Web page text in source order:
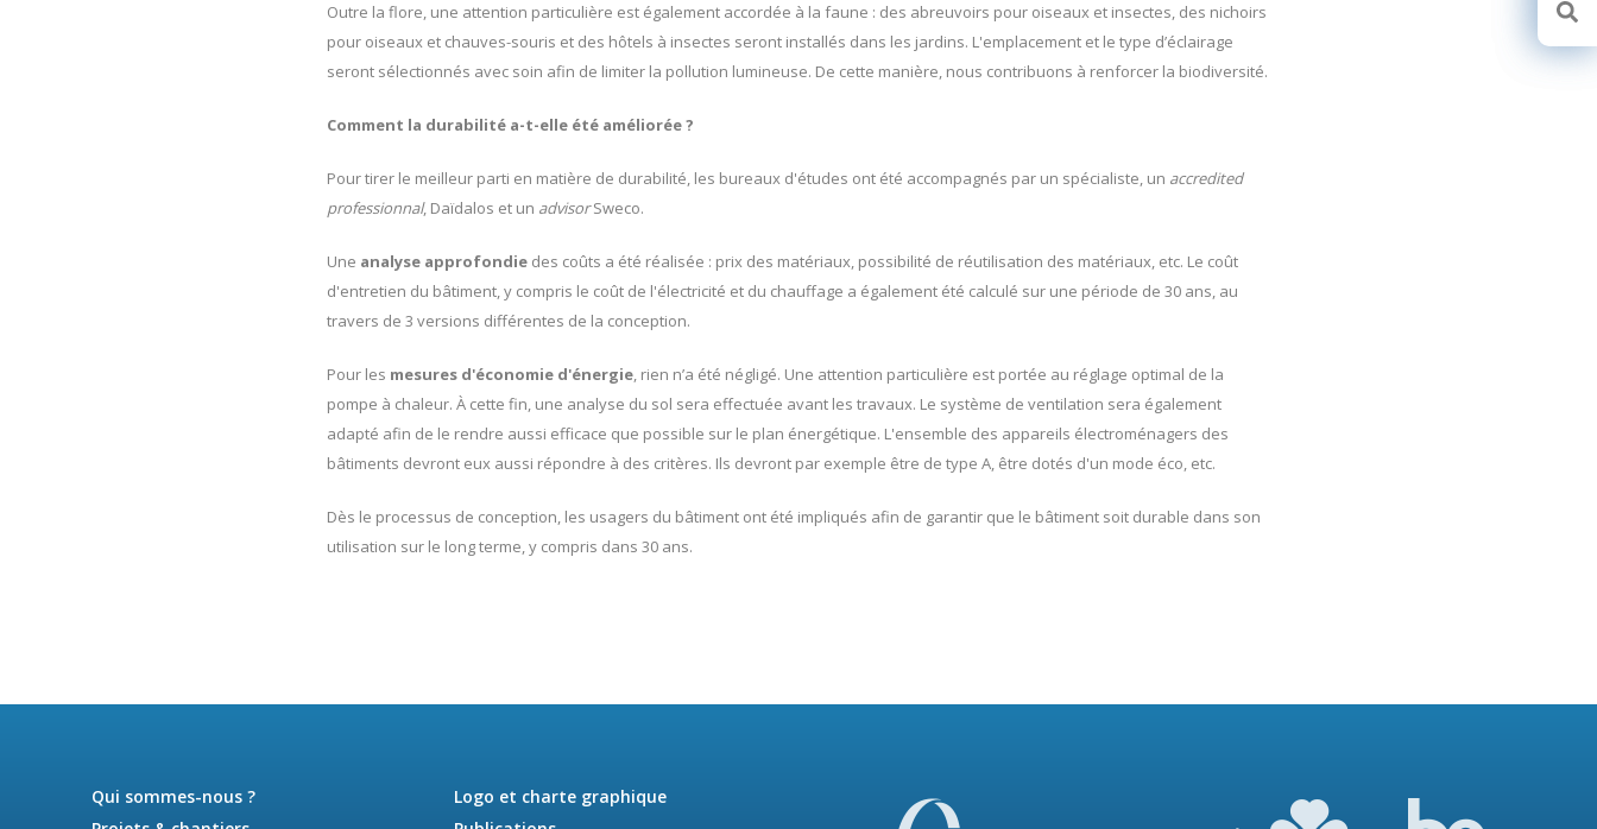
Outre la flore, une attention particulière est également accordée à la faune : des abreuvoirs pour oiseaux et insectes, des nichoirs
pour oiseaux et chauves-souris et des hôtels à insectes seront installés dans les jardins. L'emplacement et le type d’éclairage
seront sélectionnés avec soin afin de limiter la pollution lumineuse. De cette manière, nous contribuons à renforcer la biodiversité.
Comment la durabilité a-t-elle été améliorée ?
Pour tirer le meilleur parti en matière de durabilité, les bureaux d'études ont été accompagnés par un spécialiste, un accredited
professionnal, Daïdalos et un advisorSweco.
Une analyse approfondie des coûts a été réalisée : prix des matériaux, possibilité de réutilisation des matériaux, etc. Le coût
d'entretien du bâtiment, y compris le coût de l'électricité et du chauffage a également été calculé sur une période de 30 ans, au
travers de 3 versions différentes de la conception.
Pour les mesures d'économie d'énergie, rien n’a été négligé. Une attention particulière est portée au réglage optimal de la
pompe à chaleur. À cette fin, une analyse du sol sera effectuée avant les travaux. Le système de ventilation sera également
adapté afin de le rendre aussi efficace que possible sur le plan énergétique. L'ensemble des appareils électroménagers des
bâtiments devront eux aussi répondre à des critères. Ils devront par exemple être de type A, être dotés d'un mode éco, etc.
Dès le processus de conception, les usagers du bâtiment ont été impliqués afin de garantir que le bâtiment soit durable dans son
utilisation sur le long terme, y compris dans 30 ans.
Qui sommes-nous ?
Logo et charte graphique